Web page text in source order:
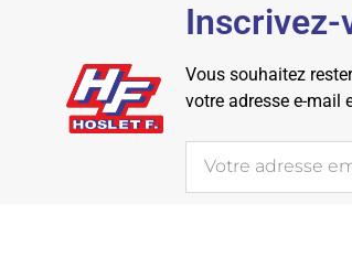
Inscrivez-
Vous souhaitez
votre adresse e-mail